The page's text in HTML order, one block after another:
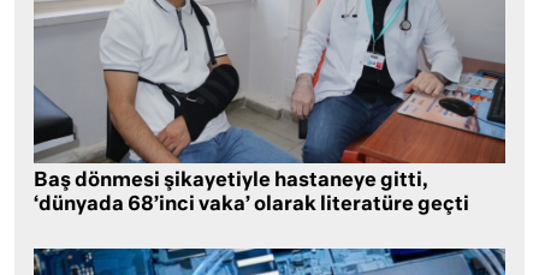
Baş dönmesi şikayetiyle hastaneye gitti,
‘dünyada 68’inci vaka’ olarak literatüre geçti